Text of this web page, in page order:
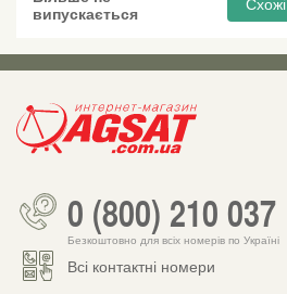
випускається
0 (800) 210 037
Безкоштовно для всіх номерів по Україні
Всі контактні номери